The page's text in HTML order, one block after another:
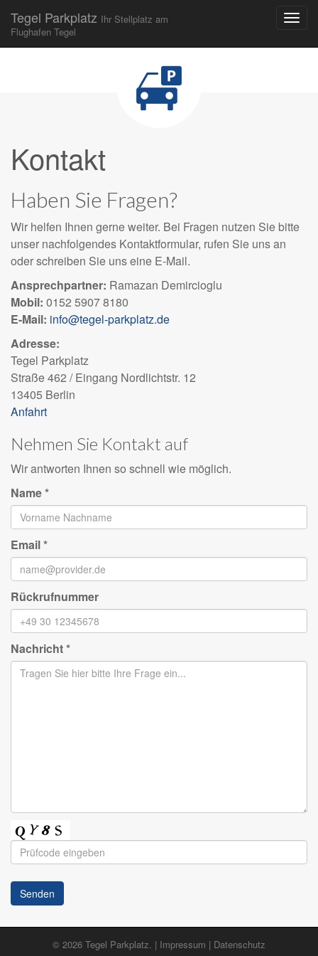
Tegel Parkplatz Ihr Stellplatz am
Flughafen Tegel
Kontakt
Haben Sie Fragen?
Wir helfen Ihnen gerne weiter. Bei Fragen nutzen Sie bitte
unser nachfolgendes Kontaktformular, rufen Sie uns an
oder schreiben Sie uns eine E-Mail.
Ansprechpartner: Ramazan Demircioglu
Mobil: 0152 5907 8180
E-Mail: info@tegel-parkplatz.de
Adresse:
Tegel Parkplatz
Straße 462 / Eingang Nordlichtstr. 12
13405 Berlin
Anfahrt
Nehmen Sie Kontakt auf
Wir antworten Ihnen so schnell wie möglich.
Name*
Email*
Rückrufnummer
Nachricht*
Senden
© 2026 Tegel Parkplatz. | Impressum | Datenschutz